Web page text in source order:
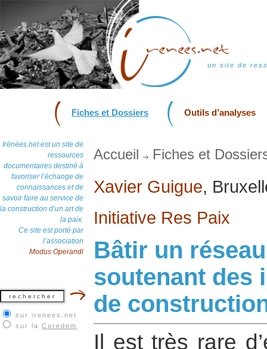
un site de
Fiches et Dossiers Outils d’analyses
Irénées.net est un site de
ressources
documentaires destiné à
favoriser l’échange de
connaissances et de
savoir faire au service de
la construction d’un art de
la paix.
Ce site est porté par
l’association
Modus Operandi
sur irenees.net
sur la Coredem
Accueil Fiches et
Xavier Guigue,
Initiative Res Paix
Bâtir un
soutenant des
de
Il est très rare